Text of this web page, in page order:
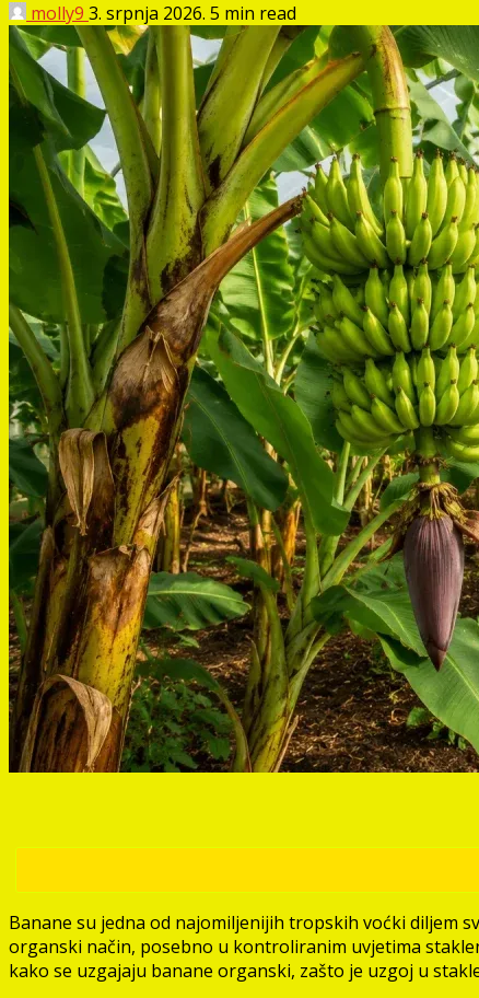
molly9 3. srpnja 2026. 5 min read
Banane su jedna od najomiljenijih tropskih voćki diljem
organski način, posebno u kontroliranim uvjetima
kako se uzgajaju banane organski, zašto je uzgoj u